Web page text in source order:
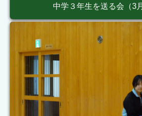
中学３年生を送る会（3